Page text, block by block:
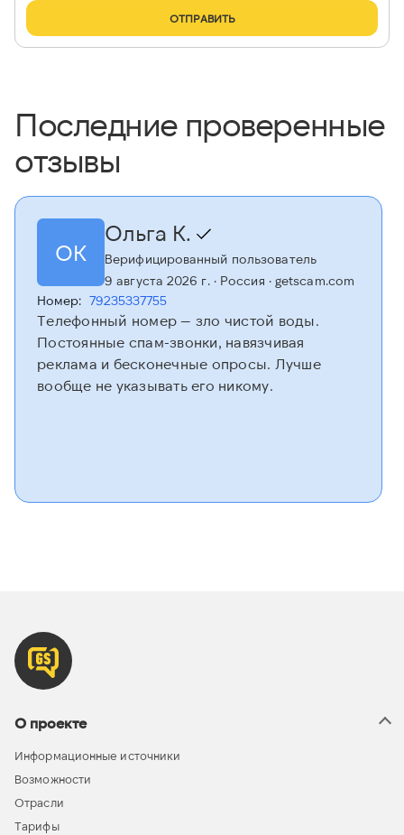
ОТПРАВИТЬ
Последние проверенные
отзывы
ОК
Ольга К.
Верифицированный пользователь
9 августа 2026 г.· Россия · getscam.com
Номер: 79235337755
Телефонный номер — зло чистой воды.
Постоянные спам-звонки, навязчивая
реклама и бесконечные опросы. Лучше
вообще не указывать его никому.
О проекте
Информационные источники
Возможности
Отрасли
Тарифы